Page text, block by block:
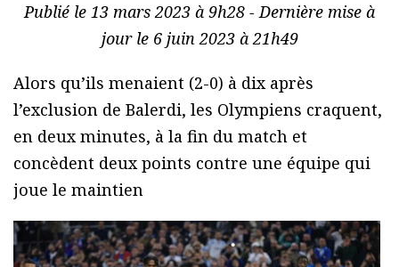
Publié le 13 mars 2023 à 9h28 - Dernière mise à
jour le 6 juin 2023 à 21h49
Alors qu’ils menaient (2-0) à dix après
l’exclusion de Balerdi, les Olympiens craquent,
en deux minutes, à la fin du match et
concèdent deux points contre une équipe qui
joue le maintien